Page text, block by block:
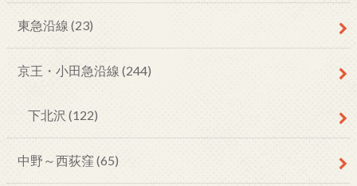
東急沿線 (23)
京王・小田急沿線 (244)
下北沢 (122)
中野～西荻窪 (65)